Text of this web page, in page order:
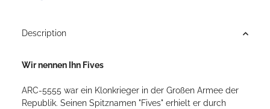
Description
Wir nennen Ihn Fives
ARC-5555 war ein Klonkrieger in der Großen Armee der
Republik. Seinen Spitznamen "Fives" erhielt er durch